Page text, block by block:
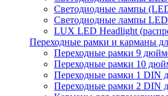
Светодиодные лампы
Светодиодные лампы
LUX LED Headlight
Переходные рамки и карманы
Переходные рамки 9
Переходные рамки 10
Переходные рамки 1 DIN
Переходные рамки 2 DIN